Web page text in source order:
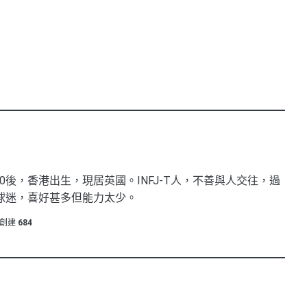
後，香港出生，現居英國。INFJ-T人，不善與人交往，過
，喜好甚多但能力太少。
建 684